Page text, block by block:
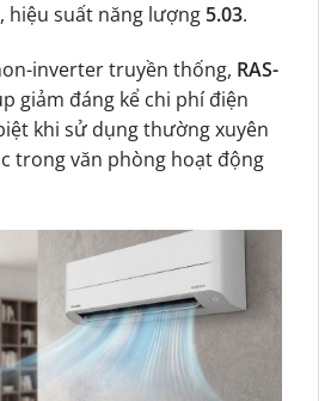
, hiệu suất năng lượng 5.03.
inverter truyền thống, RAS-
giảm đáng kể chi phí điện
khi sử dụng thường xuyên
trong văn phòng hoạt động